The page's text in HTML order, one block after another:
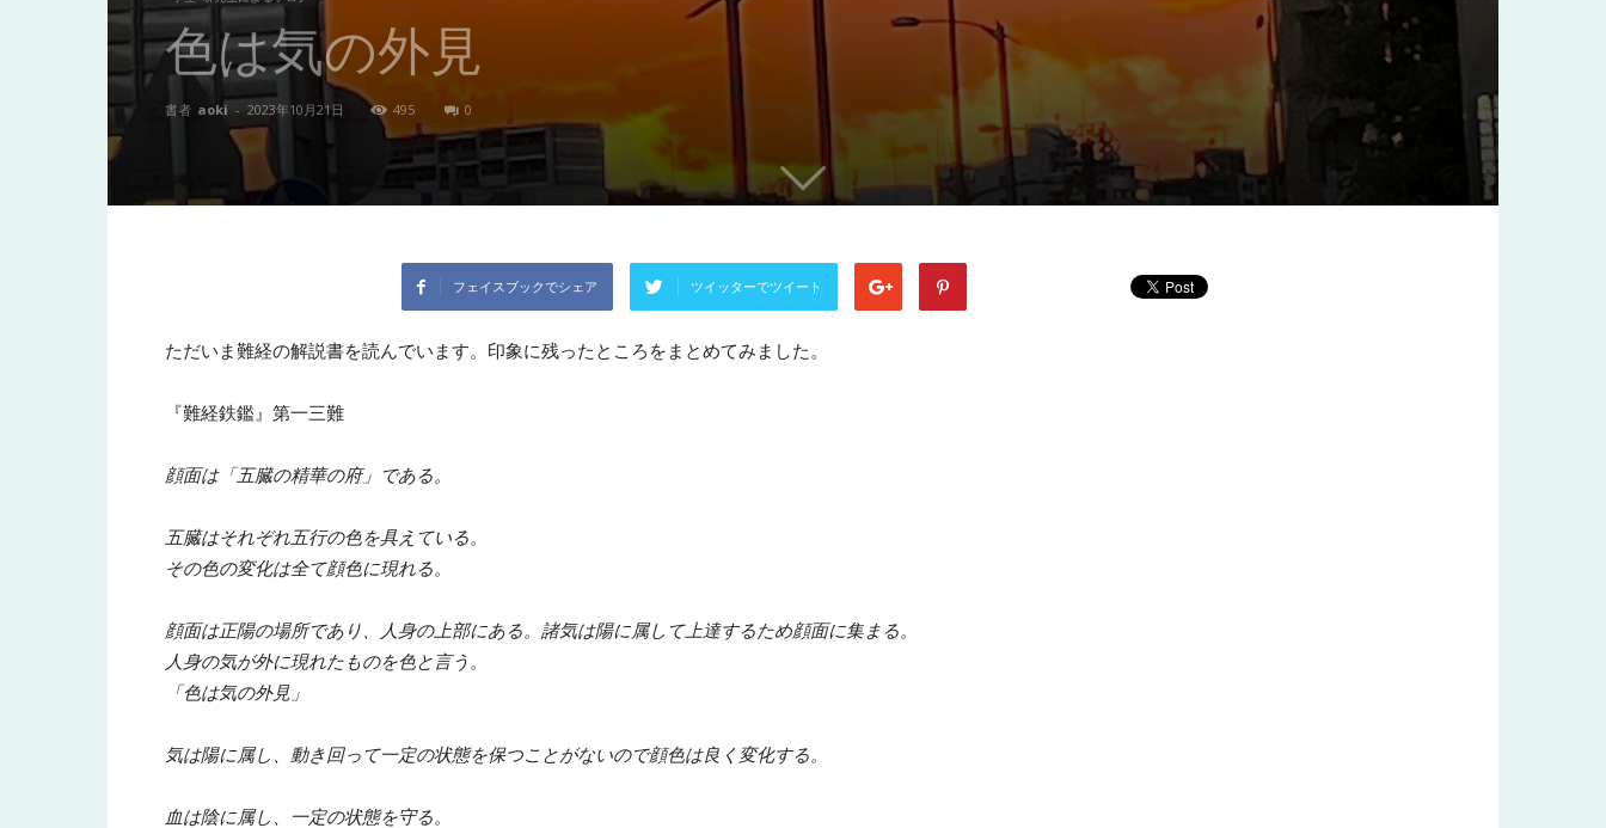
研
色は気の外見
書者 aoki - 2023年10月21日 495 0
フェイスブックでシェア ツイッターでツイート
ただいま難経の解説書を読んでいます。印象に残ったところをまとめてみました。
『難経鉄鑑』第一三難
顔面は「五臓の精華の府」である。
五臓はそれぞれ五行の色を具えている。
その色の変化は全て顔色に現れる。
顔面は正陽の場所であり、人身の上部にある。諸気は陽に属して上達するため顔面に集まる。
人身の気が外に現れたものを色と言う。
「色は気の外見」
気は陽に属し、動き回って一定の状態を保つことがないので顔色は良く変化する。
血は陰に属し、一定の状態を守る。